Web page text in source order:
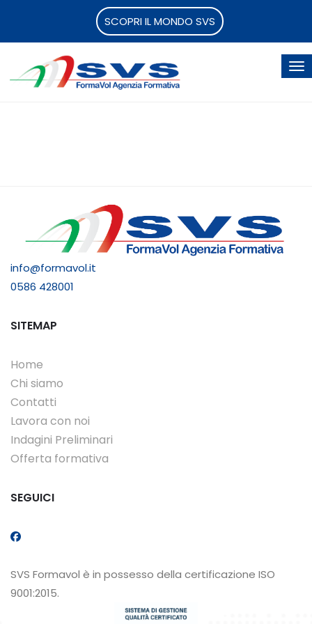
SCOPRI IL MONDO SVS
info@formavol.it
0586 428001
SITEMAP
Home
Chi siamo
Contatti
Lavora con noi
Indagini Preliminari
Offerta formativa
SEGUICI
SVS Formavol è in possesso della certificazione ISO
9001:2015.